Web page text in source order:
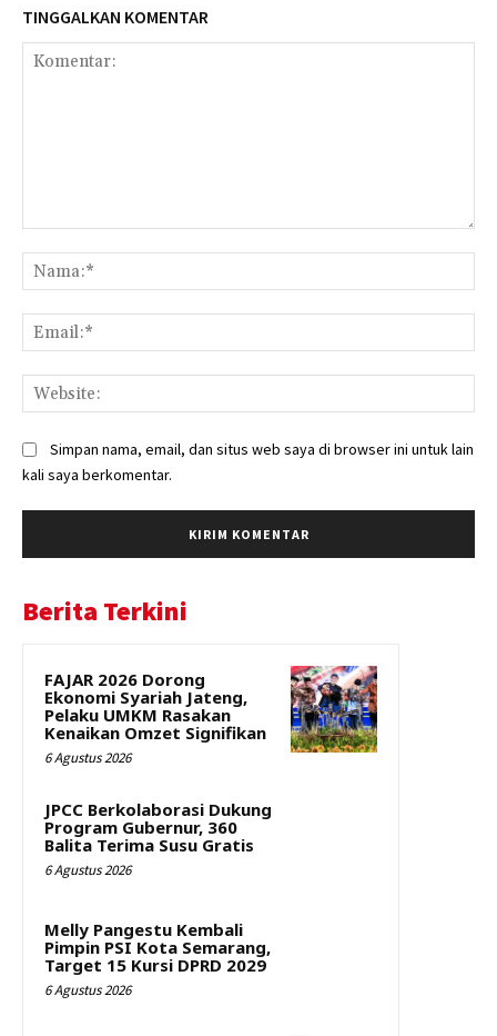
TINGGALKAN KOMENTAR
Simpan nama, email, dan situs web saya di browser ini untuk lain
kali saya berkomentar.
Berita Terkini
FAJAR 2026 Dorong
Ekonomi Syariah Jateng,
Pelaku UMKM Rasakan
Kenaikan Omzet Signifikan
6 Agustus 2026
JPCC Berkolaborasi Dukung
Program Gubernur, 360
Balita Terima Susu Gratis
6 Agustus 2026
Melly Pangestu Kembali
Pimpin PSI Kota Semarang,
Target 15 Kursi DPRD 2029
6 Agustus 2026